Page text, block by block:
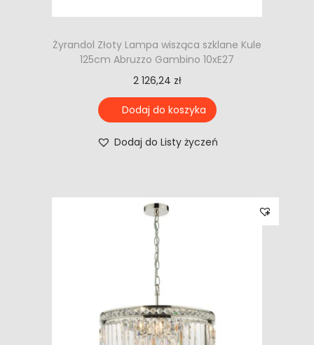
Żyrandol Złoty Lampa wisząca szklane Kule
125cm Abruzzo Gambino 10xE27
2 126,24 zł
Dodaj do koszyka
Dodaj do Listy życzeń